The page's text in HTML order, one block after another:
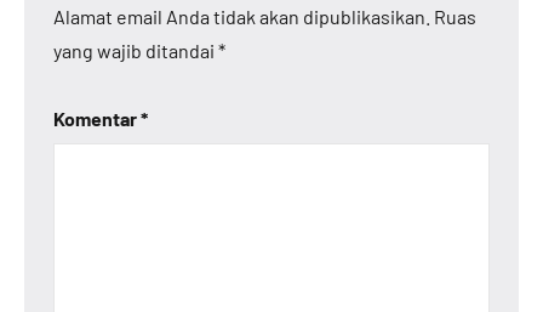
Alamat email Anda tidak akan dipublikasikan. Ruas
yang wajib ditandai *
Komentar*